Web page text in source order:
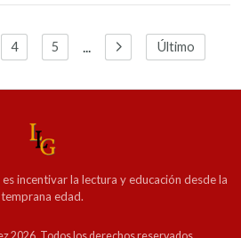
4 5 Último
incentivar la lectura y educación desde la
temprana edad.